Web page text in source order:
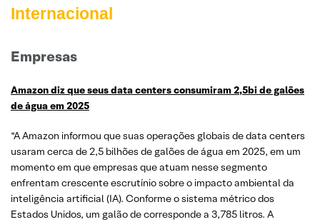
Internacional
Empresas
Amazon diz que seus data centers consumiram 2,5bi de galões
de água em 2025
“A Amazon informou que suas operações globais de data centers
usaram cerca de 2,5 bilhões de galões de água em 2025, em um
momento em que empresas que atuam nesse segmento
enfrentam crescente escrutínio sobre o impacto ambiental da
inteligência artificial (IA). Conforme o sistema métrico dos
Estados Unidos, um galão de corresponde a 3,785 litros. A